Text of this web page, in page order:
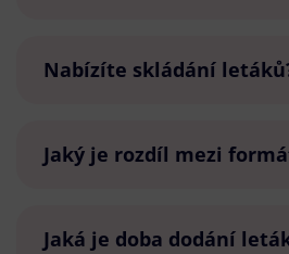
Nabízíte skládání
Jaký je rozdíl mezi
Jaká je doba dodání